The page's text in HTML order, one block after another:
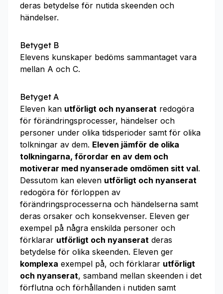
deras betydelse för nutida skeenden och
händelser.
Betyget B
Elevens kunskaper bedöms sammantaget vara
mellan A och C.
Betyget A
Eleven kan utförligt och nyanserat redogöra
för förändringsprocesser, händelser och
personer under olika tidsperioder samt för olika
tolkningar av dem. Eleven jämför de olika
tolkningarna, förordar en av dem och
motiverar med nyanserade omdömen sitt val.
Dessutom kan eleven utförligt och nyanserat
redogöra för förloppen av
förändringsprocesserna och händelserna samt
deras orsaker och konsekvenser. Eleven ger
exempel på några enskilda personer och
förklarar utförligt och nyanserat deras
betydelse för olika skeenden. Eleven ger
komplexa exempel på, och förklarar utförligt
och nyanserat, samband mellan skeenden i det
förflutna och förhållanden i nutiden samt